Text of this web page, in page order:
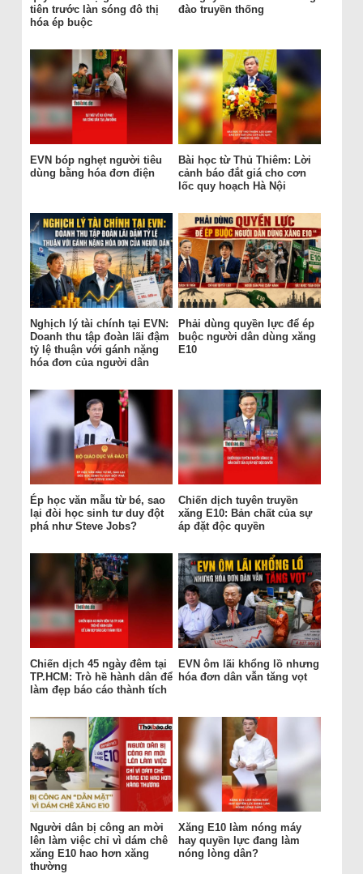
tiên trước làn sóng đô thị
hóa ép buộc
đào truyền thống
EVN bóp nghẹt người tiêu
dùng bằng hóa đơn điện
Bài học từ Thủ Thiêm: Lời
cảnh báo đắt giá cho cơn
lốc quy hoạch Hà Nội
Nghịch lý tài chính tại EVN:
Doanh thu tập đoàn lãi đậm
tỷ lệ thuận với gánh nặng
hóa đơn của người dân
Phải dùng quyền lực để ép
buộc người dân dùng xăng
E10
Ép học văn mẫu từ bé, sao
lại đòi học sinh tư duy đột
phá như Steve Jobs?
Chiến dịch tuyên truyền
xăng E10: Bản chất của sự
áp đặt độc quyền
Chiến dịch 45 ngày đêm tại
TP.HCM: Trò hề hành dân để
làm đẹp báo cáo thành tích
EVN ôm lãi khổng lồ nhưng
hóa đơn dân vẫn tăng vọt
Người dân bị công an mời
lên làm việc chỉ vì dám chê
xăng E10 hao hơn xăng
thường
Xăng E10 làm nóng máy
hay quyền lực đang làm
nóng lòng dân?